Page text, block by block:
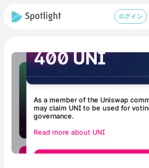
ログイン